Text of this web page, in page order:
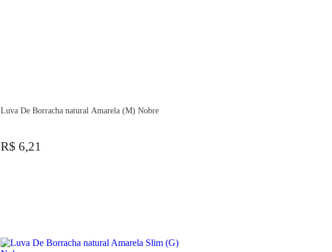
Luva De Borracha natural Amarela (M) Nobre
R$ 6,21